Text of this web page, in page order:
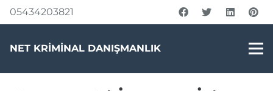
05434203821
NET KRİMİNAL DANIŞMANLIK